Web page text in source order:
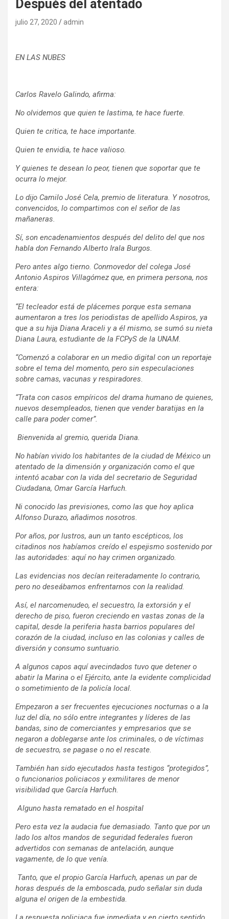
Después del atentado
julio 27, 2020 admin
EN LAS NUBES
Carlos Ravelo Galindo, afirma:
No olvidemos que quien te lastima, te hace fuerte.
Quien te critica, te hace importante.
Quien te envidia, te hace valioso.
Y quienes te desean lo peor, tienen que soportar que te
ocurra lo mejor.
Lo dijo Camilo José Cela, premio de literatura. Y nosotros,
convencidos, lo compartimos con el señor de las
mañaneras.
Sí, son encadenamientos después del delito del que nos
habla don Fernando Alberto Irala Burgos.
Pero antes algo tierno. Conmovedor del colega José
Antonio Aspiros Villagómez que, en primera persona, nos
entera:
“El tecleador está de plácemes porque esta semana
aumentaron a tres los periodistas de apellido Aspiros, ya
que a su hija Diana Araceli y a él mismo, se sumó su nieta
Diana Laura, estudiante de la FCPyS de la UNAM.
“Comenzó a colaborar en un medio digital con un reportaje
sobre el tema del momento, pero sin especulaciones
sobre camas, vacunas y respiradores.
“Trata con casos empíricos del drama humano de quienes,
nuevos desempleados, tienen que vender baratijas en la
calle para poder comer”.
Bienvenida al gremio, querida Diana.
No habían vivido los habitantes de la ciudad de México un
atentado de la dimensión y organización como el que
intentó acabar con la vida del secretario de Seguridad
Ciudadana, Omar García Harfuch.
Ni conocido las previsiones, como las que hoy aplica
Alfonso Durazo, añadimos nosotros.
Por años, por lustros, aun un tanto escépticos, los
citadinos nos habíamos creído el espejismo sostenido por
las autoridades: aquí no hay crimen organizado.
Las evidencias nos decían reiteradamente lo contrario,
pero no deseábamos enfrentarnos con la realidad.
Así, el narcomenudeo, el secuestro, la extorsión y el
derecho de piso, fueron creciendo en vastas zonas de la
capital, desde la periferia hasta barrios populares del
corazón de la ciudad, incluso en las colonias y calles de
diversión y consumo suntuario.
A algunos capos aquí avecindados tuvo que detener o
abatir la Marina o el Ejército, ante la evidente complicidad
o sometimiento de la policía local.
Empezaron a ser frecuentes ejecuciones nocturnas o a la
luz del día, no sólo entre integrantes y líderes de las
bandas, sino de comerciantes y empresarios que se
negaron a doblegarse ante los criminales, o de víctimas
de secuestro, se pagase o no el rescate.
También han sido ejecutados hasta testigos “protegidos”,
o funcionarios policiacos y exmilitares de menor
visibilidad que García Harfuch.
Alguno hasta rematado en el hospital
Pero esta vez la audacia fue demasiado. Tanto que por un
lado los altos mandos de seguridad federales fueron
advertidos con semanas de antelación, aunque
vagamente, de lo que venía.
Tanto, que el propio García Harfuch, apenas un par de
horas después de la emboscada, pudo señalar sin duda
alguna el origen de la embestida.